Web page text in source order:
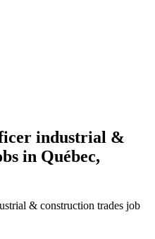
industrial &
in Québec,
& construction trades job